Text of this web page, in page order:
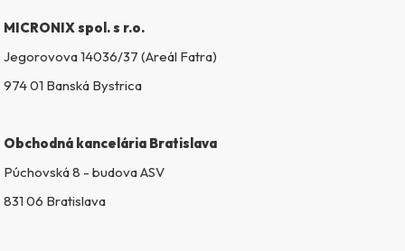
MICRONIX spol. s r.o.
Jegorovova 14036/37 (Areál Fatra)
974 01 Banská Bystrica
Obchodná kancelária Bratislava
Púchovská 8 - budova ASV
831 06 Bratislava